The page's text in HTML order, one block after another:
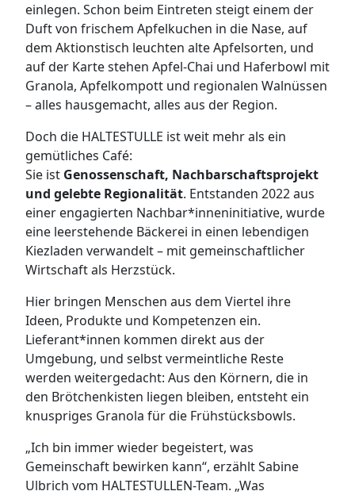
einlegen. Schon beim Eintreten steigt einem der
Duft von frischem Apfelkuchen in die Nase, auf
dem Aktionstisch leuchten alte Apfelsorten, und
auf der Karte stehen Apfel-Chai und Haferbowl mit
Granola, Apfelkompott und regionalen Walnüssen
– alles hausgemacht, alles aus der Region.
Doch die HALTESTULLE ist weit mehr als ein
gemütliches Café:
Sie ist Genossenschaft, Nachbarschaftsprojekt
und gelebte Regionalität. Entstanden 2022 aus
einer engagierten Nachbar*inneninitiative, wurde
eine leerstehende Bäckerei in einen lebendigen
Kiezladen verwandelt – mit gemeinschaftlicher
Wirtschaft als Herzstück.
Hier bringen Menschen aus dem Viertel ihre
Ideen, Produkte und Kompetenzen ein.
Lieferant*innen kommen direkt aus der
Umgebung, und selbst vermeintliche Reste
werden weitergedacht: Aus den Körnern, die in
den Brötchenkisten liegen bleiben, entsteht ein
knuspriges Granola für die Frühstücksbowls.
„Ich bin immer wieder begeistert, was
Gemeinschaft bewirken kann“, erzählt Sabine
Ulbrich vom HALTESTULLEN-Team. „Was